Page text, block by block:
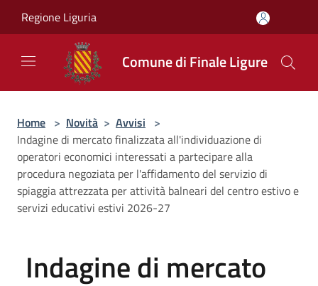
Regione Liguria
Comune di Finale Ligure
Home > Novità > Avvisi >
Indagine di mercato finalizzata all'individuazione di
operatori economici interessati a partecipare alla
procedura negoziata per l'affidamento del servizio di
spiaggia attrezzata per attività balneari del centro estivo e
servizi educativi estivi 2026-27
Indagine di mercato